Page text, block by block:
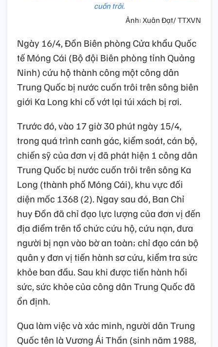
cuốn trôi.
Ảnh: Xuân Đạt/ TTXVN
Ngày 16/4, Đồn Biên phòng Cửa khẩu Quốc
tế Móng Cái (Bộ đội Biên phòng tỉnh Quảng
Ninh) cứu hộ thành công một công dân
Trung Quốc bị nước cuốn trôi trên sông biên
giới Ka Long khi cố vớt lại túi xách bị rơi.
Trước đó, vào 17 giờ 30 phút ngày 15/4,
trong quá trình canh gác, kiểm soát, cán bộ,
chiến sỹ của đơn vị đã phát hiện 1 công dân
Trung Quốc bị nước cuốn trôi trên sông Ka
Long (thành phố Móng Cái), khu vực đối
diện mốc 1368 (2). Ngay sau đó, Ban Chỉ
huy Đồn đã chỉ đạo lực lượng của đơn vị đến
địa điểm trên tổ chức cứu hộ, cứu nạn, đưa
người bị nạn vào bờ an toàn; chỉ đạo cán bộ
quân y đơn vị tiến hành sơ cứu, kiểm tra sức
khỏe ban đầu. Sau khi được tiến hành hồi
sức, sức khỏe của công dân Trung Quốc đã
ổn định.
Qua làm việc và xác minh, người dân Trung
Quốc tên là Vương Ái Thần (sinh năm 1988,